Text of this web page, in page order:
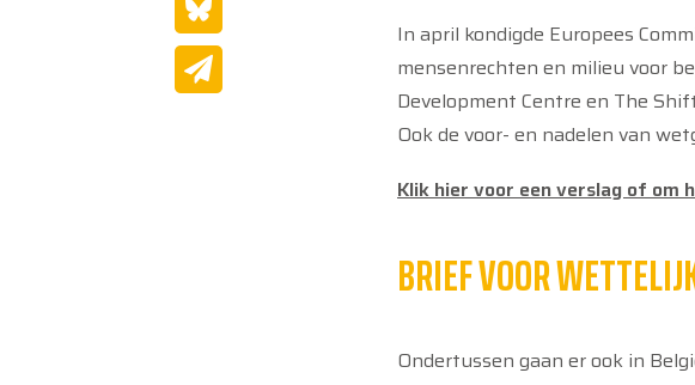
In april kondigde Europees
mensenrechten en milieu voor
Development Centre en The
Ook de voor- en nadelen van
Klik hier voor een verslag of om
BRIEF VOOR
Ondertussen gaan er ook in